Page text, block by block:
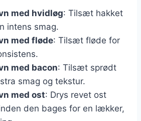
med hvidløg: Tilsæt hakket
intens smag.
med fløde: Tilsæt fløde for
med bacon: Tilsæt sprødt
smag og tekstur.
med ost: Drys revet ost
den bages for en lækker,